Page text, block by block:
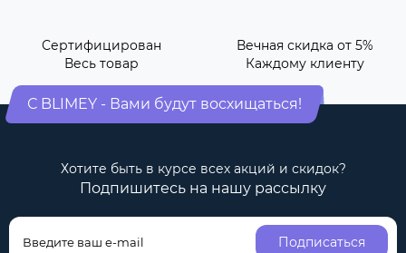
Сертифицирован
Весь товар
Вечная скидка от 5%
Каждому клиенту
С BLIMEY - Вами будут восхищаться!
Хотите быть в курсе всех акций и скидок?
Подпишитесь на нашу рассылку
Подписаться